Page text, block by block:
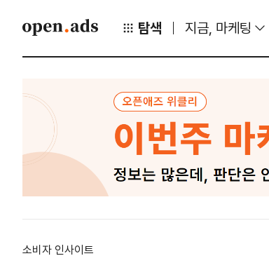
탐색 지금, 마케팅
소비자 인사이트